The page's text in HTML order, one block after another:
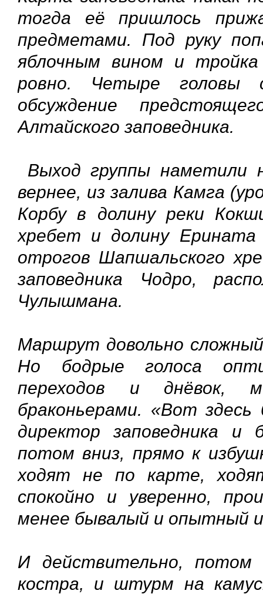
тогда её пришлось
предметами. Под руку
яблочным вином и
ровно. Четыре головы
обсуждение
Алтайского заповедника.
Выход группы наметили
вернее, из залива Камга
Корбу в долину реки
хребет и долину
отрогов Шапшальского
заповедника Чодро,
Чулышмана.
Маршрут довольно
Но бодрые голоса
переходов и днёвок,
браконьерами. «Вот
директор заповедника
потом вниз, прямо к
ходят не по карте,
спокойно и уверенно,
менее бывалый и опытный
И действительно,
костра, и штурм на